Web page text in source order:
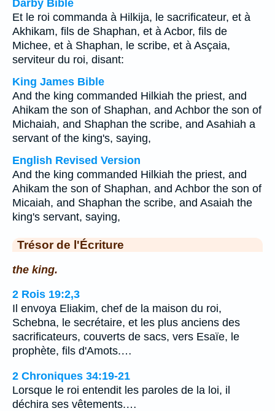
Darby Bible
Et le roi commanda à Hilkija, le sacrificateur, et à
Akhikam, fils de Shaphan, et à Acbor, fils de
Michee, et à Shaphan, le scribe, et à Asçaia,
serviteur du roi, disant:
King James Bible
And the king commanded Hilkiah the priest, and
Ahikam the son of Shaphan, and Achbor the son of
Michaiah, and Shaphan the scribe, and Asahiah a
servant of the king's, saying,
English Revised Version
And the king commanded Hilkiah the priest, and
Ahikam the son of Shaphan, and Achbor the son of
Micaiah, and Shaphan the scribe, and Asaiah the
king's servant, saying,
Trésor de l'Écriture
the king.
2 Rois 19:2,3
Il envoya Eliakim, chef de la maison du roi,
Schebna, le secrétaire, et les plus anciens des
sacrificateurs, couverts de sacs, vers Esaïe, le
prophète, fils d'Amots.…
2 Chroniques 34:19-21
Lorsque le roi entendit les paroles de la loi, il
déchira ses vêtements.…